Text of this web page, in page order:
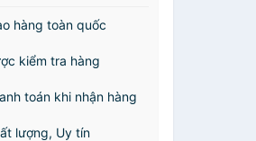
hàng toàn quốc
kiểm tra hàng
toán khi nhận hàng
lượng, Uy tín